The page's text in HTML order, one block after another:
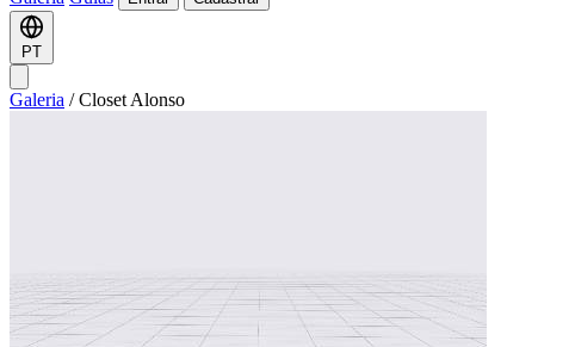
PT
Galeria / Closet Alonso